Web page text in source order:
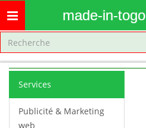
Toggle
navigation
made-in-togo
Services
Publicité & Marketing
web